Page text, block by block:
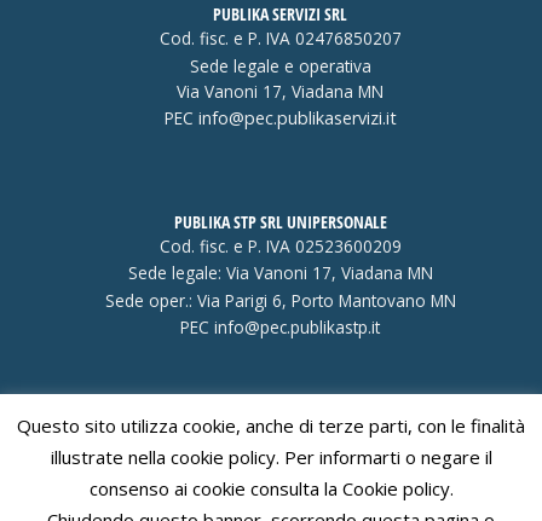
PUBLIKA SERVIZI SRL
Cod. fisc. e P. IVA 02476850207
Sede legale e operativa
Via Vanoni 17, Viadana MN
PEC info@pec.publikaservizi.it
PUBLIKA STP SRL UNIPERSONALE
Cod. fisc. e P. IVA 02523600209
Sede legale: Via Vanoni 17, Viadana MN
Sede oper.: Via Parigi 6, Porto Mantovano MN
PEC info@pec.publikastp.it
Visa PayPal Stripe MasterCardCash
On
Delivery
Questo sito utilizza cookie, anche di terze parti, con le finalità
illustrate nella cookie policy. Per informarti o negare il
consenso ai cookie consulta la Cookie policy.